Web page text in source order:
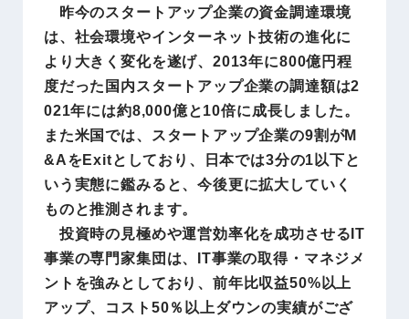
昨今のスタートアップ企業の資金調達環境
は、社会環境やインターネット技術の進化に
より大きく変化を遂げ、2013年に800億円程
度だった国内スタートアップ企業の調達額は2
021年には約8,000億と10倍に成長しました。
また米国では、スタートアップ企業の9割がM
&AをExitとしており、日本では3分の1以下と
いう実態に鑑みると、今後更に拡大していく
ものと推測されます。
投資時の見極めや運営効率化を成功させるIT
事業の専門家集団は、IT事業の取得・マネジメ
ントを強みとしており、前年比収益50%以上
アップ、コスト50％以上ダウンの実績がござ